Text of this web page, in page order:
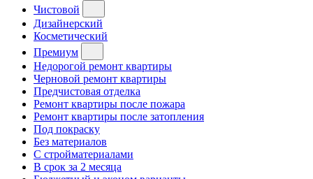
Чистовой
Дизайнерский
Косметический
Премиум
Недорогой ремонт квартиры
Черновой ремонт квартиры
Предчистовая отделка
Ремонт квартиры после пожара
Ремонт квартиры после затопления
Под покраску
Без материалов
С стройматериалами
В срок за 2 месяца